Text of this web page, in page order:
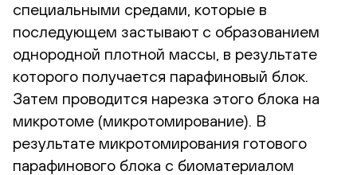
специальными средами, которые в
последующем застывают с образованием
однородной плотной массы, в результате
которого получается парафиновый блок.
Затем проводится нарезка этого блока на
микротоме (микротомирование). В
результате микротомирования готового
парафинового блока с биоматериалом